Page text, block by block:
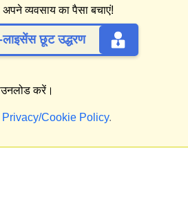
अपने व्यवसाय का पैसा बचाएं!
लाइसेंस छूट उद्धरण
करें।
Privacy/Cookie Policy.